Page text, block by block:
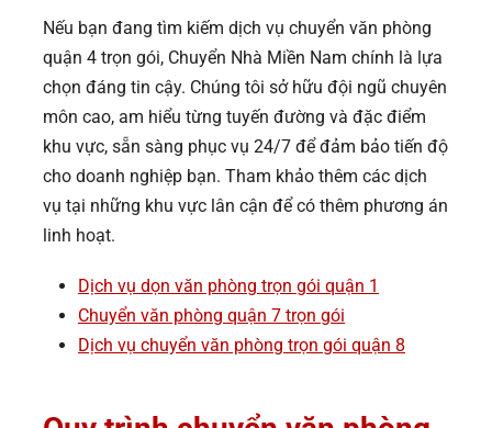
Nếu bạn đang tìm kiếm dịch vụ chuyển văn phòng
quận 4 trọn gói, Chuyển Nhà Miền Nam chính là lựa
chọn đáng tin cậy. Chúng tôi sở hữu đội ngũ chuyên
môn cao, am hiểu từng tuyến đường và đặc điểm
khu vực, sẵn sàng phục vụ 24/7 để đảm bảo tiến độ
cho doanh nghiệp bạn. Tham khảo thêm các dịch
vụ tại những khu vực lân cận để có thêm phương án
linh hoạt.
Dịch vụ dọn văn phòng trọn gói quận 1
Chuyển văn phòng quận 7 trọn gói
Dịch vụ chuyển văn phòng trọn gói quận 8